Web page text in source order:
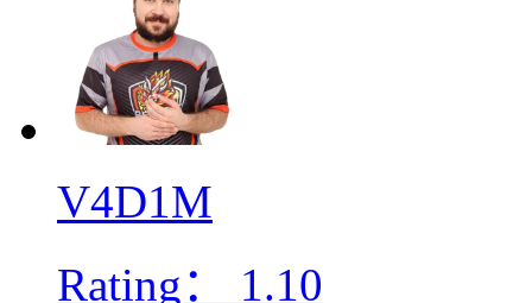
V4D1M
Rating：
1.10